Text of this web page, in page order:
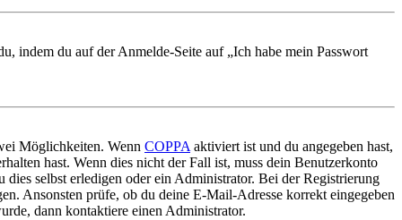
indem du auf der Anmelde-Seite auf „Ich habe mein Passwort
Möglichkeiten. Wenn COPPA aktiviert ist und du angegeben hast,
hast. Wenn dies nicht der Fall ist, muss dein Benutzerkonto
selbst erledigen oder ein Administrator. Bei der Registrierung
Ansonsten prüfe, ob du deine E-Mail-Adresse korrekt eingegeben
dann kontaktiere einen Administrator.